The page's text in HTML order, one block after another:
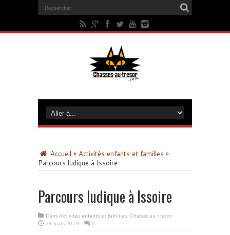
Accueil » Activités enfants et familles »
Parcours ludique à Issoire
Parcours ludique à Issoire
Dans Activités enfants et familles, Chasses au trésor
24 mars 2019
0